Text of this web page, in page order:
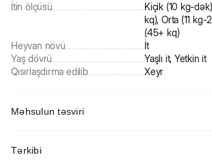
İtin ölçüsü
Kiçik (10 kg-
kq), Orta (11
(45+ kq)
Heyvan növü
İt
Yaş dövrü
Yaşlı it, Yetkin it
Qısırlaşdırma edilib
Xeyr
Məhsulun təsviri
ilə. Tam balanslaşdırılmış rasion. Məhsulun
Tərkibi